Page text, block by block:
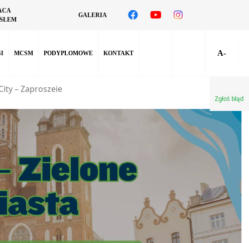
GALERIA
MCSM PODYPLOMOWE KONTAKT A-
Zgłoś błąd
– Zaproszeie